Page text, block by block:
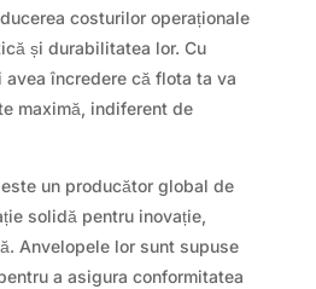
costurilor operaționale
și durabilitatea lor. Cu
încredere că flota ta va
maximă, indiferent de
este un producător global de
solidă pentru inovație,
Anvelopele lor sunt supuse
a asigura conformitatea